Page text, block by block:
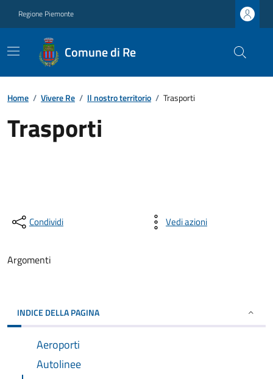
Regione Piemonte
Comune di Re
Home / Vivere Re / Il nostro territorio / Trasporti
Trasporti
Condividi Vedi azioni
Argomenti
INDICE DELLA PAGINA
Aeroporti
Autolinee